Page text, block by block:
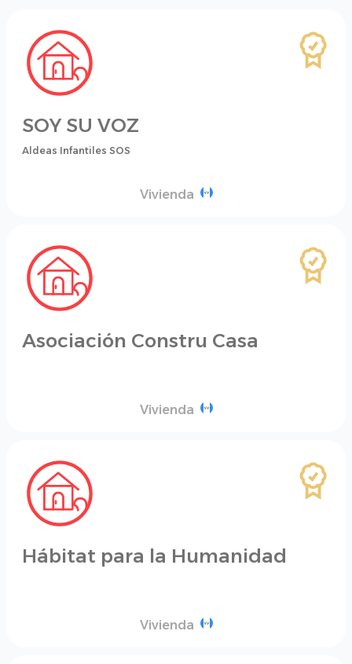
SOY SU VOZ
Aldeas Infantiles SOS
Vivienda
Asociación Constru Casa
Vivienda
Hábitat para la Humanidad
Vivienda